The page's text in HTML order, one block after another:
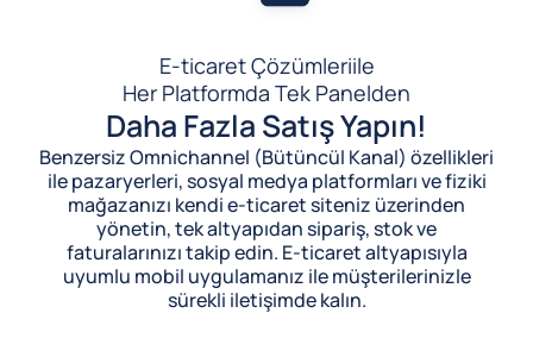
E-ticaret Çözümleriile
Her Platformda Tek Panelden
Daha Fazla Satış Yapın!
Benzersiz Omnichannel (Bütüncül Kanal) özellikleri
ile pazaryerleri, sosyal medya platformları ve fiziki
mağazanızı kendi e-ticaret siteniz üzerinden
yönetin, tek altyapıdan sipariş, stok ve
faturalarınızı takip edin. E-ticaret altyapısıyla
uyumlu mobil uygulamanız ile müşterilerinizle
sürekli iletişimde kalın.